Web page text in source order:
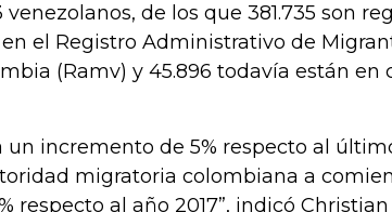
de los que 381.735 son
el Registro Administrativo de
(Ramv) y 45.896 todavía están en
un incremento de 5% respecto al
migratoria colombiana a
respecto al año 2017”, indicó